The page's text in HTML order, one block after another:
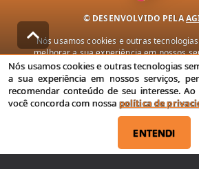
© DESENVOLVIDO PELA
Nós usamos cookies e outras
melhorar a sua experiência em nossos
publicidade e recomendar conteúdo de
nossos serviços, você concorda com nossa
termos de uso.
Política de Privacidade
Nós usamos cookies e outras tecnologias
a sua experiência em nossos serviços,
recomendar conteúdo de seu interesse.
você concorda com nossa política de
ENTENDI